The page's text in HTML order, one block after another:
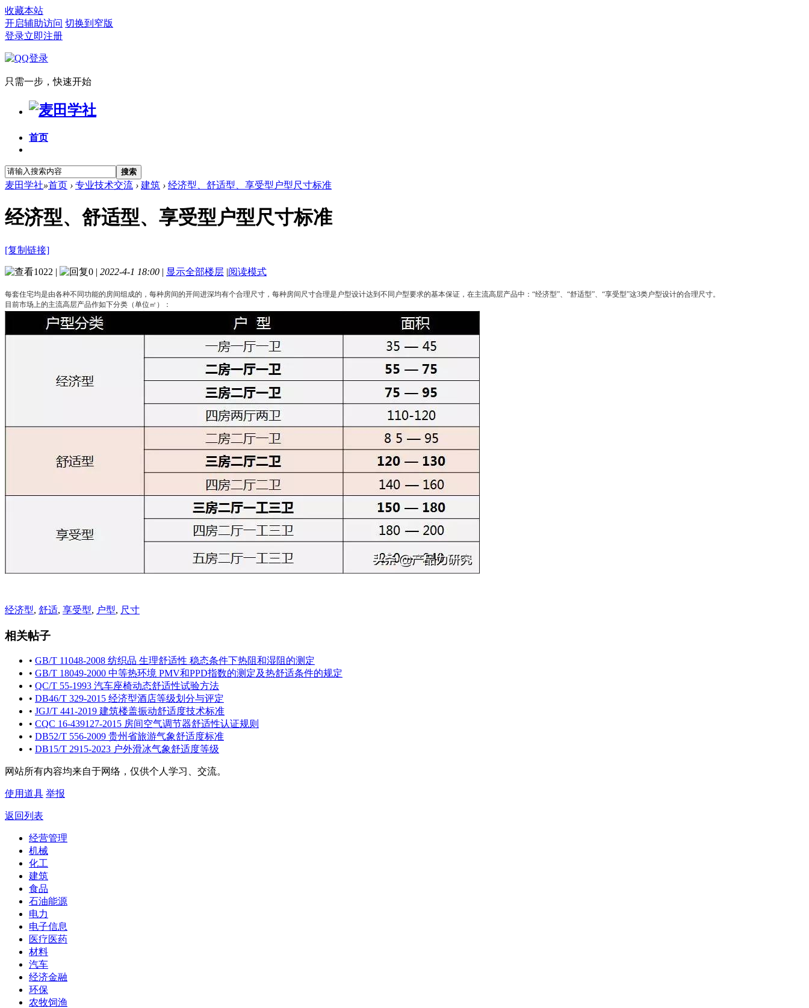
收藏本站
开启辅助访问 切换到窄版
登录立即注册
只需一步，快速开始
首页
搜索
麦田学社»首页 › 专业技术交流 › 建筑 › 经济型、舒适型、享受型户型尺寸标准
经济型、舒适型、享受型户型尺寸标准
[复制链接]
1022 | 0 | 2022-4-1 18:00 | 显示全部楼层 |阅读模式
每套住宅均是由各种不同功能的房间组成的，每种房间的开间进深均有个合理尺寸，每种房间尺寸合理是户型设计达到不同户型要求的基本保证，在主流高层产品中：“经济型”、“舒适型”、“享受型”这3类户型设计的合理尺寸。
目前市场上的主流高层产品作如下分类（单位㎡）：
经济型, 舒适, 享受型, 户型, 尺寸
相关帖子
• GB/T 11048-2008 纺织品 生理舒适性 稳态条件下热阻和湿阻的测定
• GB/T 18049-2000 中等热环境 PMV和PPD指数的测定及热舒适条件的规定
• QC/T 55-1993 汽车座椅动态舒适性试验方法
• DB46/T 329-2015 经济型酒店等级划分与评定
• JGJ/T 441-2019 建筑楼盖振动舒适度技术标准
• CQC 16-439127-2015 房间空气调节器舒适性认证规则
• DB52/T 556-2009 贵州省旅游气象舒适度标准
• DB15/T 2915-2023 户外滑冰气象舒适度等级
网站所有内容均来自于网络，仅供个人学习、交流。
使用道具 举报
返回列表
经营管理
机械
化工
建筑
食品
石油能源
电力
电子信息
医疗医药
材料
汽车
经济金融
环保
农牧饲渔